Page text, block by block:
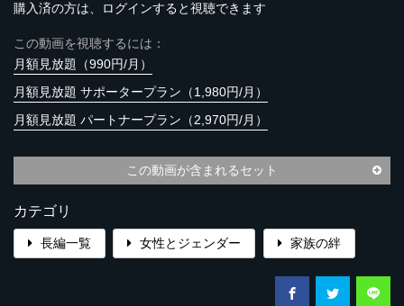
購入済の方は、ログインすると視聴できます
この動画を視聴するには：
月額見放題（990円/月）
月額見放題 サポータープラン（1,980円/月）
月額見放題 パートナープラン（2,970円/月）
この動画が含まれるセット
カテゴリ
長編一覧 女性とジェンダー 家族の絆